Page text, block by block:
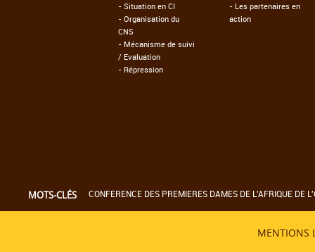
- Situation en CI
- Organisation du
CNS
- Mécanisme de suivi
/ Evaluation
- Répression
- Les partenaires en
action
MOTS-CLÉS CONFERENCE DES PREMIERES DAMES DE L'AFRIQUE DE
MENTIONS